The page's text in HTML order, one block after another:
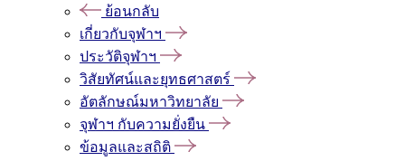
ย้อนกลับ
เกี่ยวกับจุฬาฯ
ประวัติจุฬาฯ
วิสัยทัศน์และยุทธศาสตร์
อัตลักษณ์มหาวิทยาลัย
จุฬาฯ กับความยั่งยืน
ข้อมูลและสถิติ